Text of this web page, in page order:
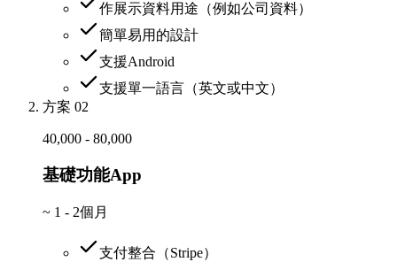
作展示資料用途（例如公司資料）
簡單易用的設計
支援Android
支援單一語言（英文或中文）
方案 02
40,000 - 80,000
基礎功能App
~ 1 - 2個月
支付整合（Stripe）